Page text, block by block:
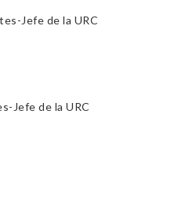
Jefe de la URC
Jefe de la URC